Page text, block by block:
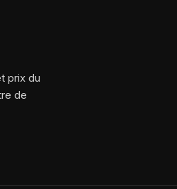
prix du
de